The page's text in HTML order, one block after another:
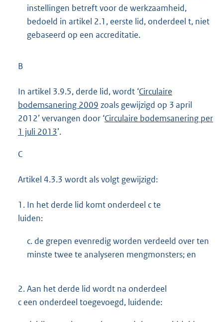
instellingen betreft voor de werkzaamheid,
bedoeld in artikel 2.1, eerste lid, onderdeel t, niet
gebaseerd op een accreditatie.
B
In artikel 3.9.5, derde lid, wordt ‘Circulaire
bodemsanering 2009 zoals gewijzigd op 3 april
2012’ vervangen door ‘Circulaire bodemsanering per
1 juli 2013’.
C
Artikel 4.3.3 wordt als volgt gewijzigd:
1. In het derde lid komt onderdeel c te
luiden:
c. de grepen evenredig worden verdeeld over ten
minste twee te analyseren mengmonsters; en
2.Aan het derde lid wordt na onderdeel
c een onderdeel toegevoegd, luidende: